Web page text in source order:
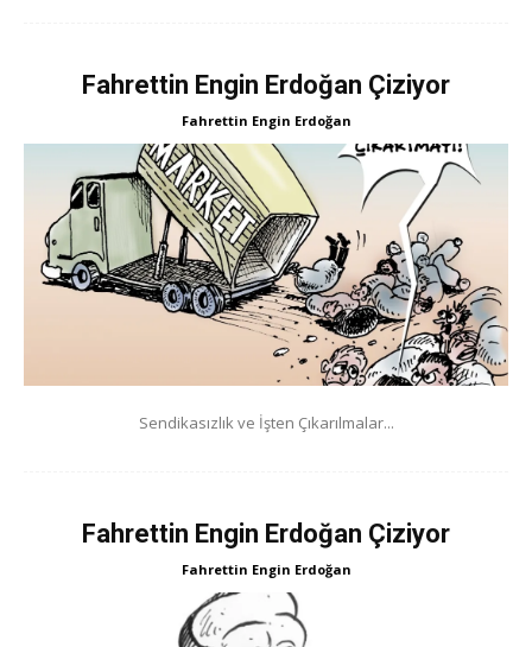
Fahrettin Engin Erdoğan Çiziyor
Fahrettin Engin Erdoğan
Sendikasızlık ve İşten Çıkarılmalar...
Fahrettin Engin Erdoğan Çiziyor
Fahrettin Engin Erdoğan